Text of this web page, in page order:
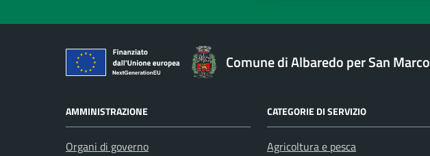
Comune di Albaredo per San Marco
AMMINISTRAZIONE
Organi di governo
CATEGORIE DI SERVIZIO
Agricoltura e pesca